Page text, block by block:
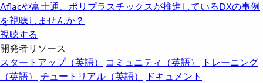
Aflacや富士通、ポリプラスチックスが推進しているDXの事例
を視聴しませんか？
視聴する
開発者リソース
スタートアップ（英語）
コミュニティ（英語）
トレーニング
（英語）
チュートリアル（英語）
ドキュメント